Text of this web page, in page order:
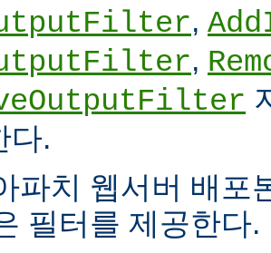
,
,
다.
파치 웹서버 배포
필터를 제공한다.